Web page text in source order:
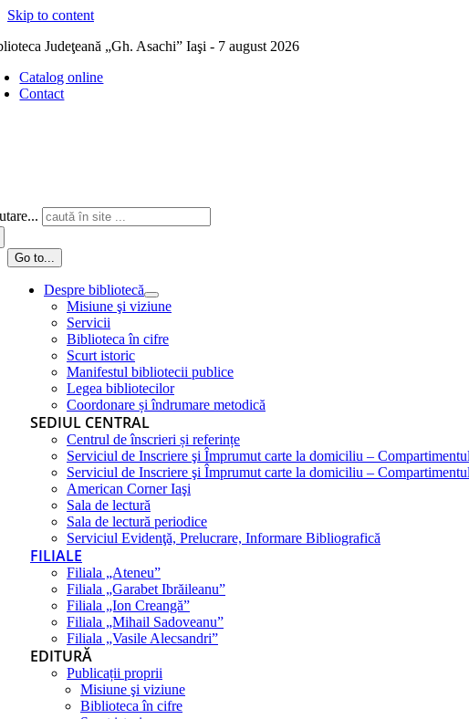
Skip to content
Judeţeană „Gh. Asachi” Iaşi - 7 august 2026
Catalog online
Contact
Go to...
Despre bibliotecă
Misiune şi viziune
Servicii
Biblioteca în cifre
Scurt istoric
Manifestul bibliotecii publice
Legea bibliotecilor
Coordonare și îndrumare metodică
SEDIUL CENTRAL
Centrul de înscrieri și referințe
Serviciul de Inscriere şi Împrumut carte la domiciliu –
Serviciul de Inscriere şi Împrumut carte la domiciliu –
American Corner Iaşi
Sala de lectură
Sala de lectură periodice
Serviciul Evidenţă, Prelucrare, Informare Bibliografică
FILIALE
Filiala „Ateneu”
Filiala „Garabet Ibrăileanu”
Filiala „Ion Creangă”
Filiala „Mihail Sadoveanu”
Filiala „Vasile Alecsandri”
EDITURĂ
Publicații proprii
Misiune şi viziune
Biblioteca în cifre